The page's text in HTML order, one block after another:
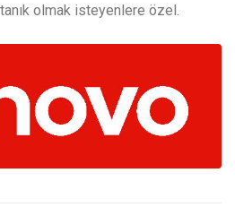
olmak isteyenlere özel.